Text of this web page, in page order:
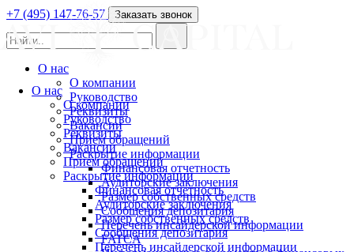
О нас
О компании
Руководство
Реквизиты
Вакансии
Прием обращений
Раскрытие информации
Финансовая отчетность
Аудиторские заключения
Размер собственных средств
Сообщения депозитария
Перечень инсайдерской информации
+7 (495) 147-76-57 Заказать звонок
О нас
О компании
Руководство
Реквизиты
Вакансии
Прием обращений
Раскрытие информации
Финансовая отчетность
Аудиторские заключения
Размер собственных средств
Сообщения депозитария
Перечень инсайдерской информации
FATCA